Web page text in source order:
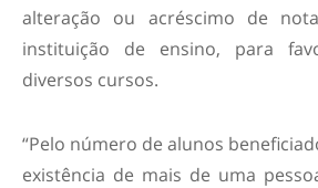
alteração ou acréscimo de
instituição de ensino, para
diversos cursos.
“Pelo número de alunos
existência de mais de uma